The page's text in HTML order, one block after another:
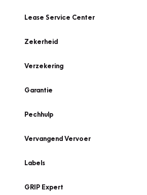
Lease Service Center
Zekerheid
Verzekering
Garantie
Pechhulp
Vervangend Vervoer
Labels
GRIP Expert